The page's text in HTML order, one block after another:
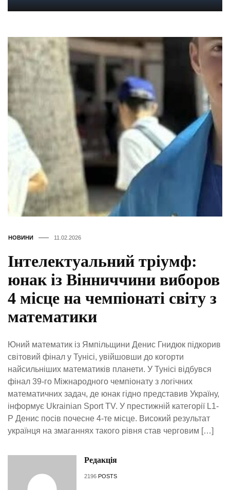
НОВИНИ 11.02.2026
Інтелектуальний тріумф:
юнак із Вінниччини виборов
4 місце на чемпіонаті світу з
математики
Юний математик із Ямпільщини Денис Гнидюк підкорив
світовий фінал у Тунісі, увійшовши до когорти
найсильніших математиків планети. У Тунісі відбувся
фінал 39-го Міжнародного чемпіонату з логічних
математичних задач, де юнак гідно представив Україну,
інформує Ukrainian Sport TV. У престижній категорії L1-
P Денис посів почесне 4-те місце. Високий результат
українця на змаганнях такого рівня став черговим […]
Редакція
2196 POSTS